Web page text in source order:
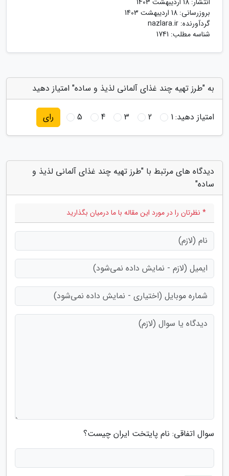
بروزرسانی: 18 اردیبهشت 1403
گردآورنده: nazlara.ir
شناسه مطلب: 1741
به "طرز تهیه چند غذای آلمانی لذیذ و ساده" امتیاز دهید
امتیاز دهید:1
2
3
4
5 رای
دیدگاه های مرتبط با "طرز تهیه چند غذای آلمانی لذیذ و
ساده"
* نظرتان را در مورد این مقاله با ما درمیان بگذارید
سوال اتفاقی: نام پایتخت ایران چیست؟